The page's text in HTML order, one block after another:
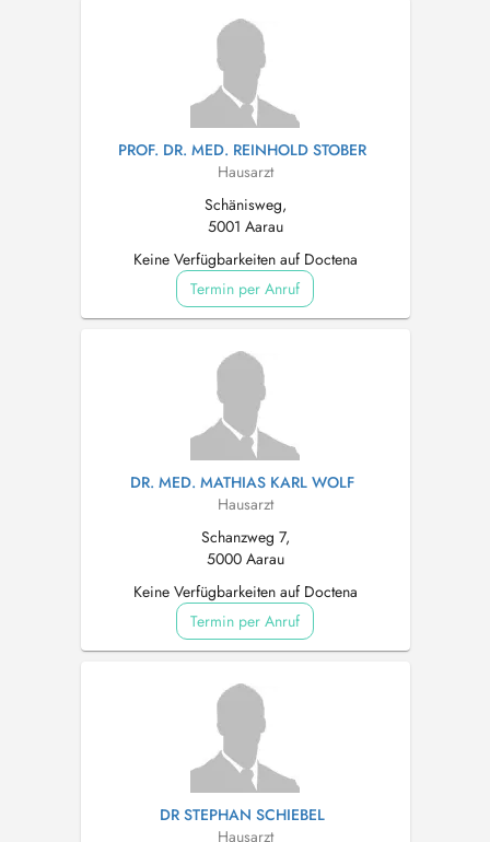
PROF. DR. MED. REINHOLD STOBER
Hausarzt
Schänisweg,
5001 Aarau
Keine Verfügbarkeiten auf Doctena
Termin per Anruf
DR. MED. MATHIAS KARL WOLF
Hausarzt
Schanzweg 7,
5000 Aarau
Keine Verfügbarkeiten auf Doctena
Termin per Anruf
DR STEPHAN SCHIEBEL
Hausarzt